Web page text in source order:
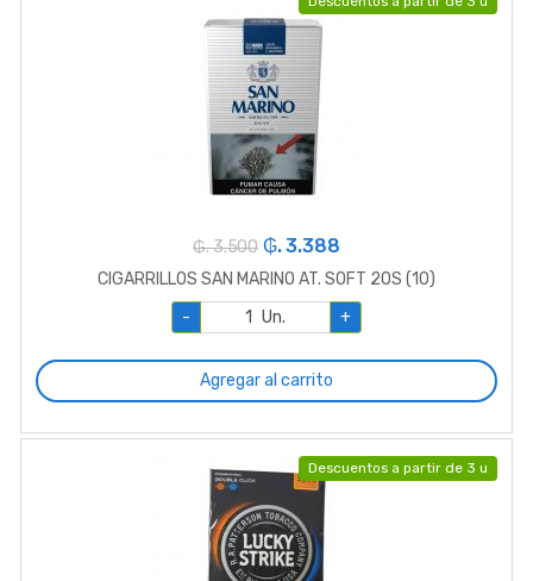
₲. 3.500 ₲. 3.388
CIGARRILLOS SAN MARINO AT. SOFT 20S (10)
-
Un. +
Agregar al carrito
Descuentos a partir de 3 u